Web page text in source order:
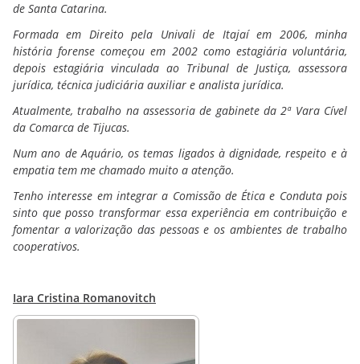
de Santa Catarina.
Formada em Direito pela Univali de Itajaí em 2006, minha
história forense começou em 2002 como estagiária voluntária,
depois estagiária vinculada ao Tribunal de Justiça, assessora
jurídica, técnica judiciária auxiliar e analista jurídica.
Atualmente, trabalho na assessoria de gabinete da 2ª Vara Cível
da Comarca de Tijucas.
Num ano de Aquário, os temas ligados à dignidade, respeito e à
empatia tem me chamado muito a atenção.
Tenho interesse em integrar a Comissão de Ética e Conduta pois
sinto que posso transformar essa experiência em contribuição e
fomentar a valorização das pessoas e os ambientes de trabalho
cooperativos.
Iara Cristina Romanovitch